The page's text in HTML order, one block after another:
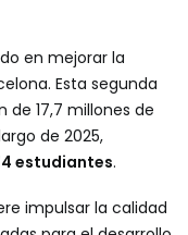
en mejorar la
Esta segunda
17,7 millones de
de 2025,
estudiantes.
impulsar la calidad